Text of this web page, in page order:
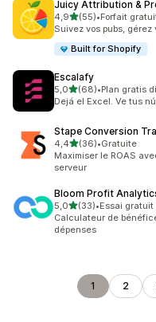
Juicy Attribution &
4,9étoile(s) sur 5
(55)
55 avis au total
•Forfait
Suivez vos pubs,
Built for Shopify
Escalafy
5,0étoile(s) sur 5
(68)
68 avis au total
•Plan gratis
Dejá el Excel. Ve tus
Stape Conversion
4,4étoile(s) sur 5
(36)
36 avis au total
•Gratuite
Maximiser le ROAS
serveur
Bloom Profit
5,0étoile(s) sur 5
(33)
33 avis au total
•Essai gratuit
Calculateur de
dépenses
1 2